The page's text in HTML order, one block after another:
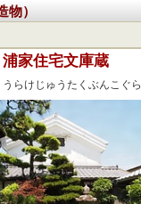
）
浦家住宅文庫蔵
うらけじゅうたくぶんこぐら